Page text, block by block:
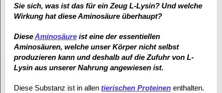
Sie sich, was ist das für ein Zeug L-Lysin? Und welche
Wirkung hat diese Aminosäure überhaupt?
DieseAminosäureist eine der essentiellen
Aminosäuren, welche unser Körper nicht selbst
produzieren kann und deshalb auf die Zufuhr von L-
Lysin aus unserer Nahrung angewiesen ist.
Diese Substanz ist in allen tierischen Proteinenenthalten.